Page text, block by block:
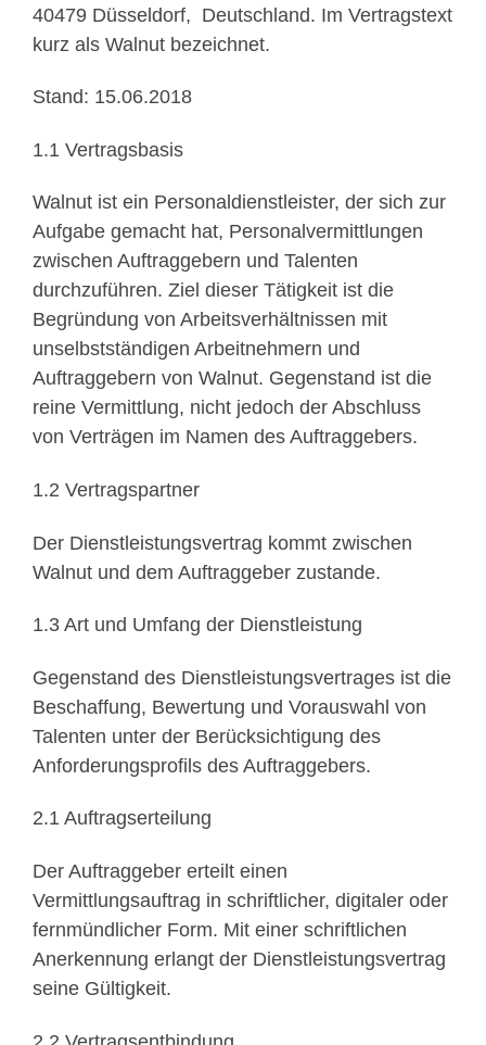
40479 Düsseldorf, Deutschland. Im Vertragstext
kurz als Walnut bezeichnet.
Stand: 15.06.2018
1.1 Vertragsbasis
Walnut ist ein Personaldienstleister, der sich zur
Aufgabe gemacht hat, Personalvermittlungen
zwischen Auftraggebern und Talenten
durchzuführen. Ziel dieser Tätigkeit ist die
Begründung von Arbeitsverhältnissen mit
unselbstständigen Arbeitnehmern und
Auftraggebern von Walnut. Gegenstand ist die
reine Vermittlung, nicht jedoch der Abschluss
von Verträgen im Namen des Auftraggebers.
1.2 Vertragspartner
Der Dienstleistungsvertrag kommt zwischen
Walnut und dem Auftraggeber zustande.
1.3 Art und Umfang der Dienstleistung
Gegenstand des Dienstleistungsvertrages ist die
Beschaffung, Bewertung und Vorauswahl von
Talenten unter der Berücksichtigung des
Anforderungsprofils des Auftraggebers.
2.1 Auftragserteilung
Der Auftraggeber erteilt einen
Vermittlungsauftrag in schriftlicher, digitaler oder
fernmündlicher Form. Mit einer schriftlichen
Anerkennung erlangt der Dienstleistungsvertrag
seine Gültigkeit.